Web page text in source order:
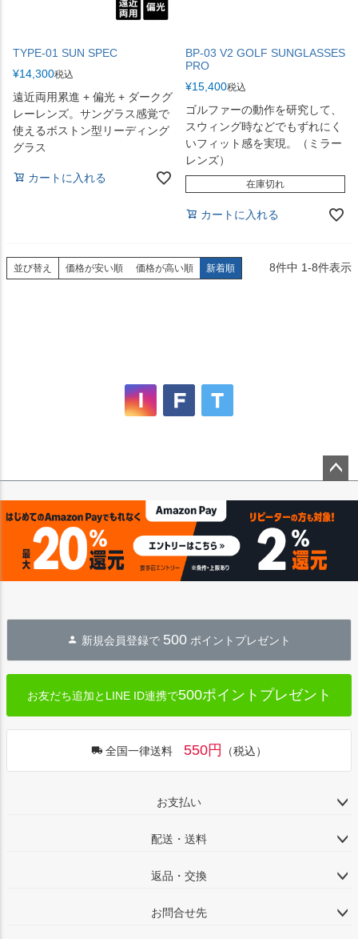
TYPE-01 SUN SPEC
¥14,300税込
遠近両用累進 + 偏光 + ダークグ
レーレンズ。サングラス感覚で
使えるボストン型リーディング
グラス
カートに入れる
BP-03 V2 GOLF SUNGLASSES
PRO
¥15,400税込
ゴルファーの動作を研究して、
スウィング時などでもずれにく
いフィット感を実現。（ミラー
レンズ）
在庫切れ
カートに入れる
並び替え 価格が安い順 価格が高い順 新着順 8件中 1-8件表示
ップ
新規会員登録で 500 ポイントプレゼント
お友だち追加とLINE ID連携で500ポイントプレゼント
全国一律送料 550円 （税込）
お支払い
配送・送料
返品・交換
お問合せ先